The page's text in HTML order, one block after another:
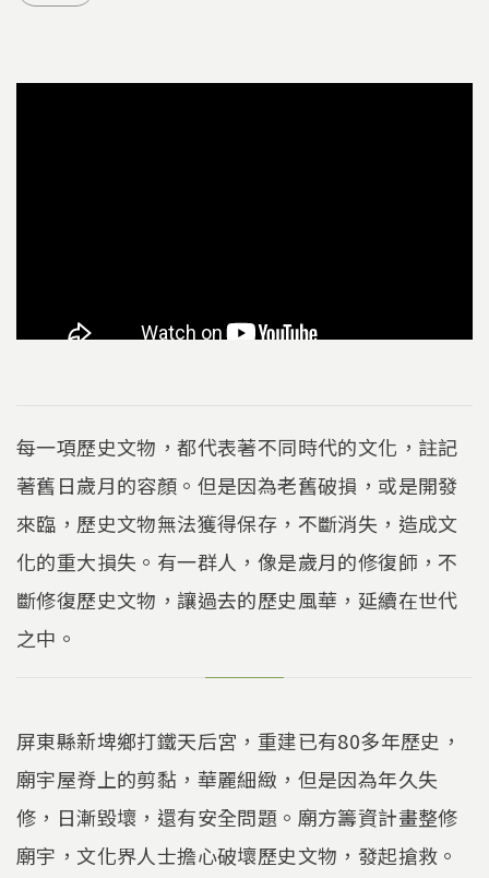
每一項歷史文物，都代表著不同時代的文化，註記
著舊日歲月的容顏。但是因為老舊破損，或是開發
來臨，歷史文物無法獲得保存，不斷消失，造成文
化的重大損失。有一群人，像是歲月的修復師，不
斷修復歷史文物，讓過去的歷史風華，延續在世代
之中。
屏東縣新埤鄉打鐵天后宮，重建已有80多年歷史，
廟宇屋脊上的剪黏，華麗細緻，但是因為年久失
修，日漸毀壞，還有安全問題。廟方籌資計畫整修
廟宇，文化界人士擔心破壞歷史文物，發起搶救。